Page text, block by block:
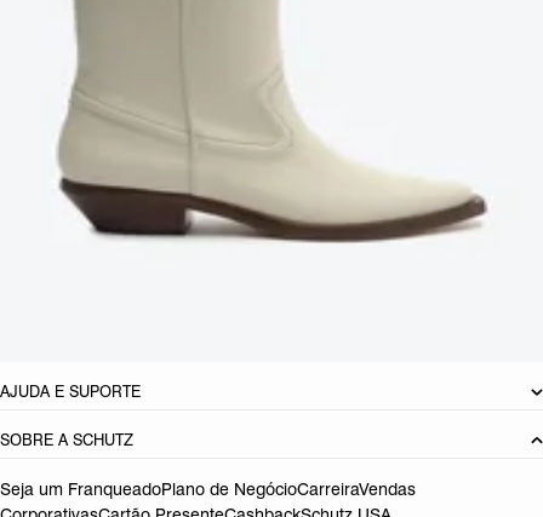
Experimente usá-la com uma saia mídi de estampa floral e camisa
jeans para um visual boho chic, ou com uma calça skinny e jaqueta de
couro para um look moderno e descolado.
CARACTERÍSTICAS
Material: Couro
AJUDA E SUPORTE
SOBRE A SCHUTZ
Seja um FranqueadoPlano de NegócioCarreiraVendas